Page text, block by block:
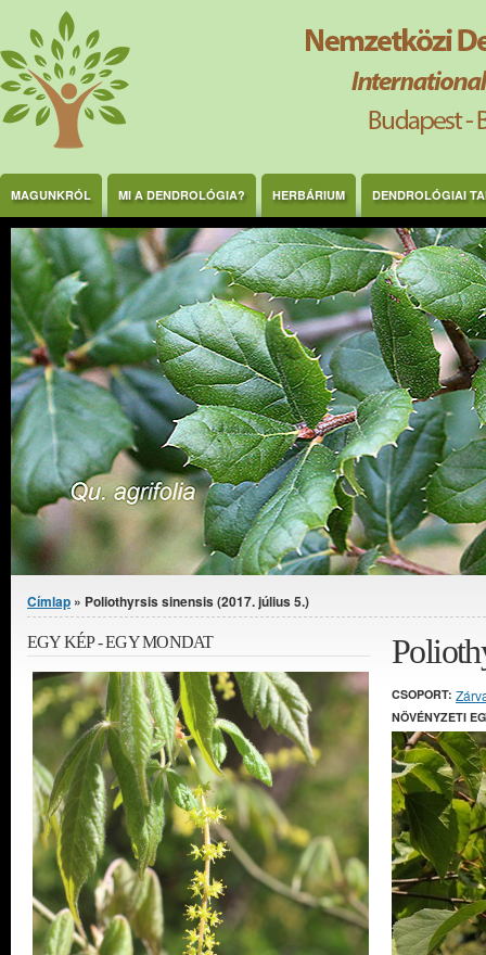
Ugrás a tartalomra
MAGUNKRÓL MI A DENDROLÓGIA? HERBÁRIUM DENDROLÓGIAI
Jelenlegi hely
Címlap » Poliothyrsis sinensis (2017. július 5.)
CSOPORT:
NÖVÉNYZETI
EGY KÉP - EGY MONDAT